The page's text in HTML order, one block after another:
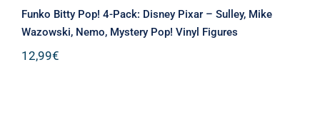
Funko Bitty Pop! 4-Pack: Disney Pixar – Sulley, Mike
Wazowski, Nemo, Mystery Pop! Vinyl Figures
12,99€